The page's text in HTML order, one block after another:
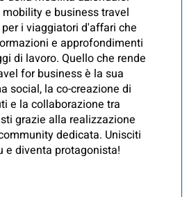
mobility e business travel
i viaggiatori d'affari che
e approfondimenti
di lavoro. Quello che rende
for business è la sua
social, la co-creazione di
e la collaborazione tra
grazie alla realizzazione
dedicata. Unisciti
e diventa protagonista!